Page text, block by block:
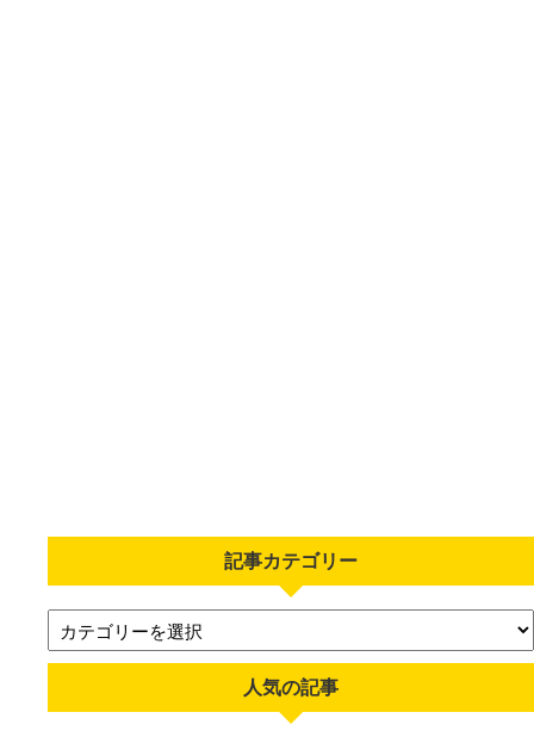
記事カテゴリー
人気の記事